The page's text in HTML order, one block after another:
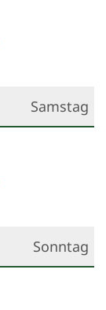
Samstag
Sonntag